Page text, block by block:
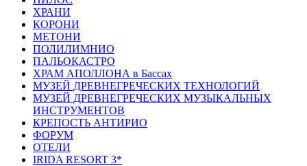
ХРАНИ
КОРОНИ
МЕТОНИ
ПОЛИЛИМНИО
ПАЛЬОКАСТРО
ХРАМ АПОЛЛОНА в Бассах
МУЗЕЙ ДРЕВНЕГРЕЧЕСКИХ ТЕХНОЛОГИЙ
МУЗЕЙ ДРЕВНЕГРЕЧЕСКИХ МУЗЫКАЛЬНЫХ
ИНСТРУМЕНТОВ
КРЕПОСТЬ АНТИРИО
ФОРУМ
ОТЕЛИ
IRIDA RESORT 3*